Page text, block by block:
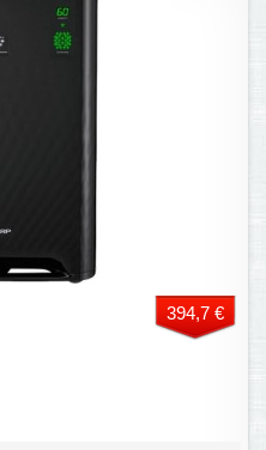
394,7 €